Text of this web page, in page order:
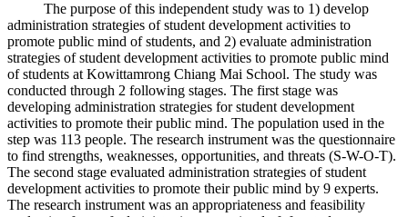
The purpose of this independent study was to 1) develop
administration strategies of student development activities to
promote public mind of students, and 2) evaluate administration
strategies of student development activities to promote public mind
of students at Kowittamrong Chiang Mai School. The study was
conducted through 2 following stages. The first stage was
developing administration strategies for student development
activities to promote their public mind. The population used in the
step was 113 people. The research instrument was the questionnaire
to find strengths, weaknesses, opportunities, and threats (S-W-O-T).
The second stage evaluated administration strategies of student
development activities to promote their public mind by 9 experts.
The research instrument was an appropriateness and feasibility